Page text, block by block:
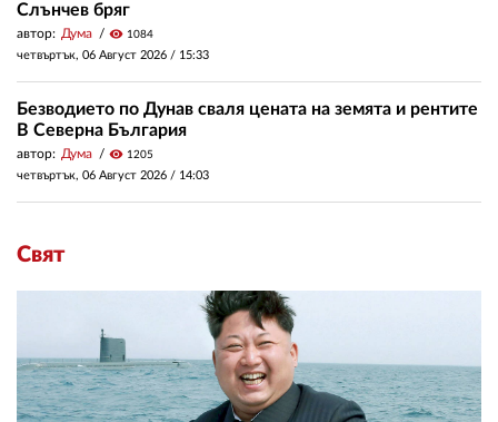
Слънчев бряг
автор: Дума visibility 1084
четвъртък, 06 Август 2026 / 15:33
Безводието по Дунав сваля цената на земята и рентите
В Северна България
автор: Дума visibility 1205
четвъртък, 06 Август 2026 / 14:03
Свят